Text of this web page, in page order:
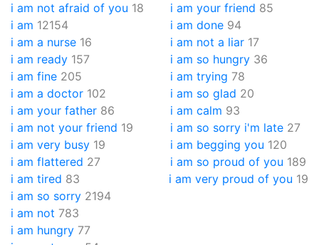
i am not afraid of you 18
i am 12154
i am a nurse 16
i am ready 157
i am fine 205
i am a doctor 102
i am your father 86
i am not your friend 19
i am very busy 19
i am flattered 27
i am your friend 85
i am done 94
i am not a liar 17
i am so hungry 36
i am trying 78
i am so glad 20
i am calm 93
i am so sorry i'm late 27
i am begging you 120
i am so proud of you 189
i am tired 83
i am so sorry 2194
i am not 783
i am hungry 77
i am very proud of you 19